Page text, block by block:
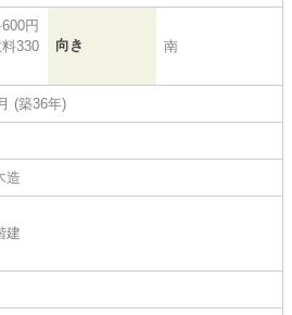
円
330
向き 南
(築36年)
造
建